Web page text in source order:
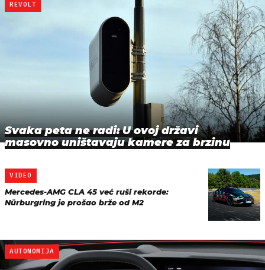
REVOLT
Svaka peta ne radi: U ovoj državi
masovno uništavaju kamere za brzinu
VIDEO
Mercedes-AMG CLA 45 već ruši rekorde:
Nürburgring je prošao brže od M2
AUTONOMIJA